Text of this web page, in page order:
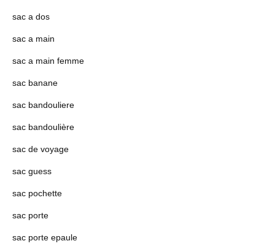
sac a dos
sac a main
sac a main femme
sac banane
sac bandouliere
sac bandoulière
sac de voyage
sac guess
sac pochette
sac porte
sac porte epaule